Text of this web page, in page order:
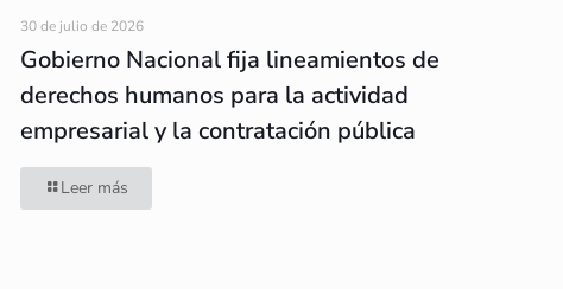
30 de julio de 2026
Gobierno Nacional fija lineamientos de
derechos humanos para la actividad
empresarial y la contratación pública
Leer más